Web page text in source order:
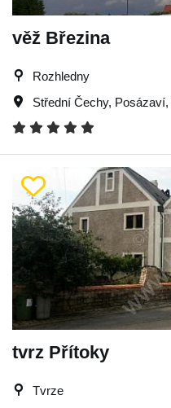
věž Březina
Rozhledny
Střední Čechy, Posázaví,
tvrz Přítoky
Tvrze